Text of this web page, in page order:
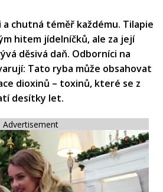
a chutná téměř každému. Tilapie
hitem jídelníčků, ale za její
děsivá daň. Odborníci na
Tato ryba může obsahovat
dioxinů – toxinů, které se z
desítky let.
Advertisement